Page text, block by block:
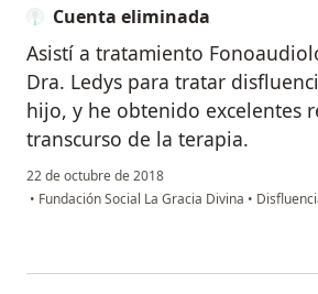
Cuenta eliminada
Asistí a tratamiento
Dra. Ledys para tratar
hijo, y he obtenido excelentes
transcurso de la terapia.
22 de octubre de 2018
• Fundación Social La Gracia Divina •